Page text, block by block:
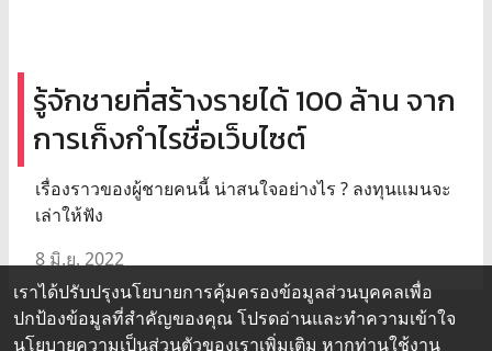
รู้จักชายที่สร้างรายได้ 100 ล้าน จาก
การเก็งกำไรชื่อเว็บไซต์
เรื่องราวของผู้ชายคนนี้ น่าสนใจอย่างไร ? ลงทุนแมนจะ
เล่าให้ฟัง
8 มิ.ย. 2022
เราได้ปรับปรุงนโยบายการคุ้มครองข้อมูลส่วนบุคคลเพื่อ
ปกป้องข้อมูลที่สำคัญของคุณ โปรดอ่านและทำความเข้าใจ
นโยบายความเป็นส่วนตัวของเราเพิ่มเติม หากท่านใช้งาน